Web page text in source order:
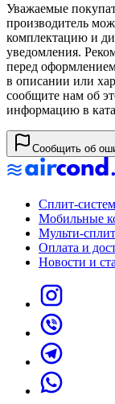
Уважаемые
производитель
комплектацию и
уведомления.
перед оформлением
в описании или
сообщите нам об
информацию в
Сообщить об
Сплит-
Мобильные
Мульти-
Оплата и
Новости и